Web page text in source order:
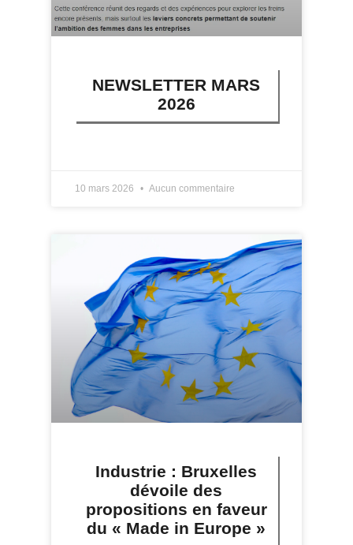
NEWSLETTER MARS
2026
10 mars 2026 Aucun commentaire
Industrie : Bruxelles
dévoile des
propositions en faveur
du « Made in Europe »